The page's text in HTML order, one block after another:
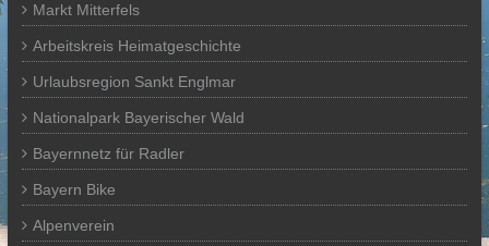
Markt Mitterfels
Arbeitskreis Heimatgeschichte
Urlaubsregion Sankt Englmar
Nationalpark Bayerischer Wald
Bayernnetz für Radler
Bayern Bike
Alpenverein